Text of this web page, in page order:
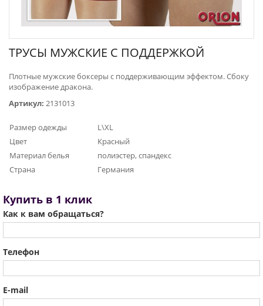
ТРУСЫ МУЖСКИЕ С ПОДДЕРЖКОЙ
Плотные мужские боксеры с поддерживающим эффектом. Сбоку
изображение дракона.
Артикул: 2131013
Размер одежды
L\XL
Цвет
Красный
Материал белья
полиэстер, спандекс
Страна
Германия
Купить в 1 клик
Как к вам обращаться?
Телефон
E-mail